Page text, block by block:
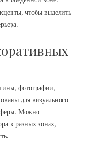
чтобы выделить
фотографии,
для визуального
Можно
в разных зонах,